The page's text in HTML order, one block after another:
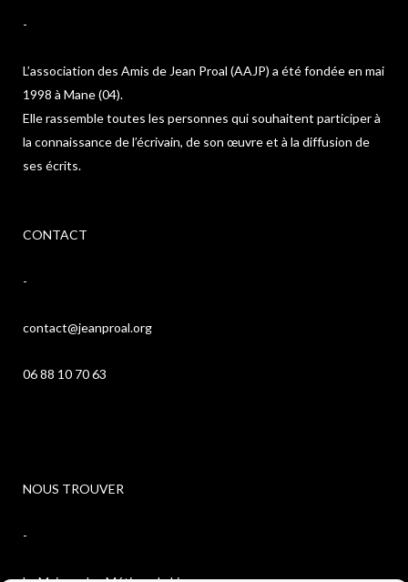
-
L’association des Amis de Jean Proal (AAJP) a été fondée en mai
1998 à Mane (04).
Elle rassemble toutes les personnes qui souhaitent participer à
la connaissance de l’écrivain, de son œuvre et à la diffusion de
ses écrits.
CONTACT
-
contact@jeanproal.org
06 88 10 70 63
NOUS TROUVER
-